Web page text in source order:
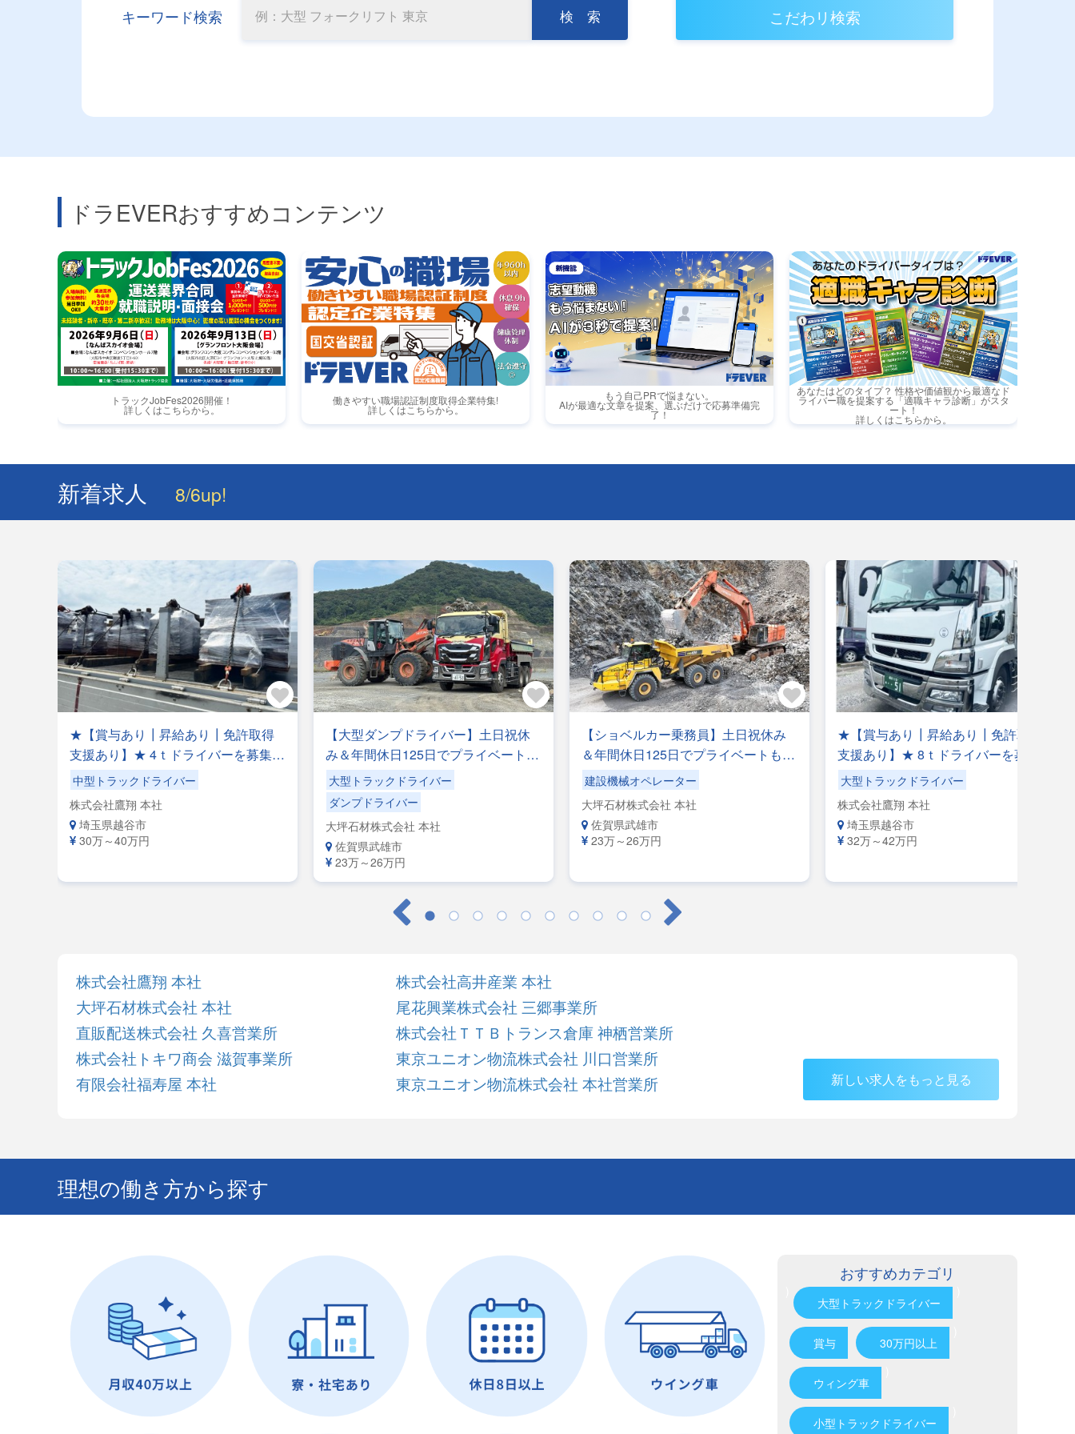
キーワード検索 検 索 こだわリ検索
ドラEVERおすすめコンテンツ
トラックJobFes2026開催！
詳しくはこちらから。
働きやすい職場認証制度取得企業特集!
詳しくはこちらから。
もう自己PRで悩まない。
AIが最適な文章を提案、選ぶだけで応募準備完
了！
あなたはどのタイプ？ 性格や価値観から最適なド
ライバー職を提案する「適職キャラ診断」がスタ
ート！
詳しくはこちらから。
新着求人 8/6up!
★【賞与あり┃昇給あり┃免許取得
支援あり】★ 4ｔドライバーを募集中
♪鋼材運搬等のフリー便のお仕事で
す！◎夜勤ナシ◎稼げる・プライベ
ートも充実可◎手積み手降ろしナシ
◎福利厚生が充実◎未経験者歓迎◎
中型トラックドライバー
株式会社鷹翔 本社
埼玉県越谷市
30万～40万円
【大型ダンプドライバー】土日祝休
み＆年間休日125日でプライベートも
充実！【手作業での積み降ろしナ
シ】ショベル使用◎地場配送です。
【自社専属便】安心して長く活躍で
きる環境です
大型トラックドライバー
ダンプドライバー
大坪石材株式会社 本社
佐賀県武雄市
23万～26万円
【ショベルカー乗務員】土日祝休み
＆年間休日125日でプライベートも充
実！社内敷地内のみで1日完結！一般
道の運転や移動のストレスゼロ！
【自社専属便】安心して長く活躍で
きる環境です
建設機械オペレーター
大坪石材株式会社 本社
佐賀県武雄市
23万～26万円
★【賞与あり┃昇給あり┃免許取得
支援あり】★ 8ｔドライバーを募集中
♪鋼材運搬等のフリー便のお仕事です
◎手積み手降ろしナシ 夜勤ナシ◎稼
げる◎福利厚生が充実◎未経験者歓
迎◎経験者優遇
大型トラックドライバー
株式会社鷹翔 本社
埼玉県越谷市
32万～42万円
株式会社鷹翔 本社
大坪石材株式会社 本社
直販配送株式会社 久喜営業所
株式会社トキワ商会 滋賀事業所
有限会社福寿屋 本社
株式会社高井産業 本社
尾花興業株式会社 三郷事業所
株式会社ＴＴＢトランス倉庫 神栖営業所
東京ユニオン物流株式会社 川口営業所
東京ユニオン物流株式会社 本社営業所
新しい求人をもっと見る
理想の働き方から探す
おすすめカテゴリ
大型トラックドライバー
賞与 30万円以上
ウィング車
小型トラックドライバー